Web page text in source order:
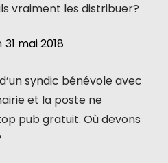
vraiment les distribuer?
31 mai 2018
syndic bénévole avec
et la poste ne
pub gratuit. Où devons